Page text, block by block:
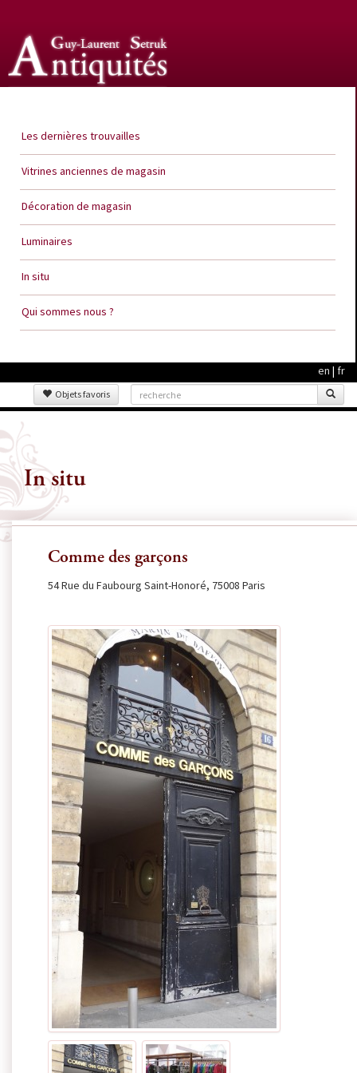
Les dernières trouvailles
Vitrines anciennes de magasin
Décoration de magasin
Luminaires
In situ
Qui sommes nous ?
en | fr
Objets favoris
In situ
Comme des garçons
54 Rue du Faubourg Saint-Honoré, 75008 Paris